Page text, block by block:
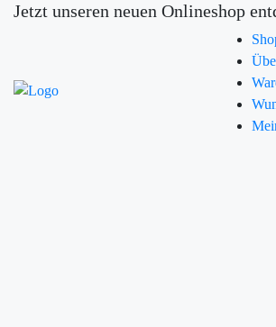
Jetzt unseren neuen Onlineshop